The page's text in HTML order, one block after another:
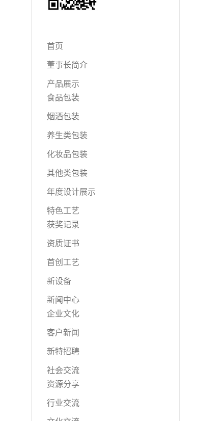
首页
董事长简介
产品展示
食品包装
烟酒包装
养生类包装
化妆品包装
其他类包装
年度设计展示
特色工艺
获奖记录
资质证书
首创工艺
新设备
新闻中心
企业文化
客户新闻
新特招聘
社会交流
资源分享
行业交流